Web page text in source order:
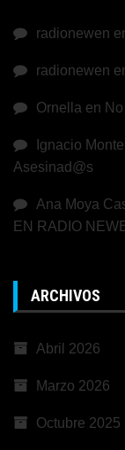
radionewen
radionewen
Ornella en
Ignacio
Asesinad@s
Ana Moya
EN RADIO
ARCHIVOS
Abril 2026
Marzo 2026
Octubre 2025